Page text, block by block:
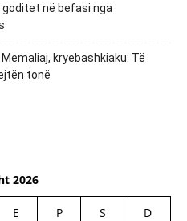
goditet në befasi nga
kryebashkiaku: Të
tonë
2026
E P S D